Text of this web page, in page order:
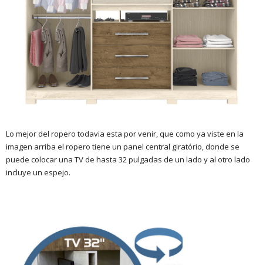
Lo mejor del ropero todavia esta por venir, que como ya viste en la
imagen arriba el ropero tiene un panel central giratório, donde se
puede colocar una TV de hasta 32 pulgadas de un lado y al otro lado
incluye un espejo.